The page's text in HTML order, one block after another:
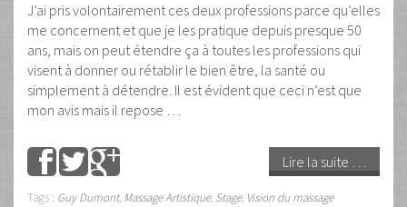
J’ai pris volontairement ces deux professions parce qu’elles
me concernent et que je les pratique depuis presque 50
ans, mais on peut étendre ça à toutes les professions qui
visent à donner ou rétablir le bien être, la santé ou
simplement à détendre. Il est évident que ceci n’est que
mon avis mais il repose …
Lire la suite …
Tags : Guy Dumont, Massage Artistique, Stage, Vision du massage